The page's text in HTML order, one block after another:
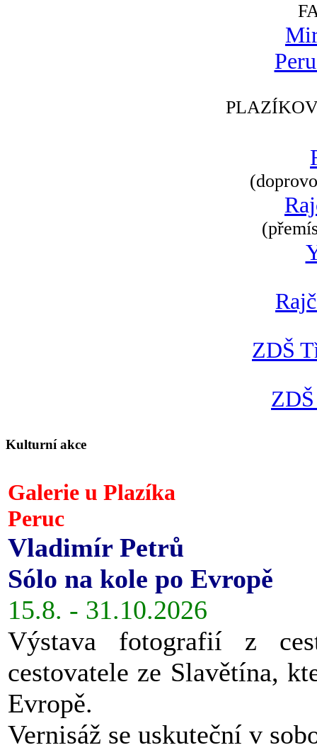
ZDŠ
Kulturní akce
Galerie u Plazíka
Peruc
Vladimír Petrů
Sólo na kole po Evropě
15.8. - 31.10.2026
Výstava fotografií z
cestovatele ze Slavětína,
Evropě.
Vernisáž se uskuteční v